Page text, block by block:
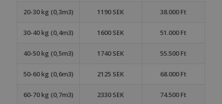
20-30 kg (0,3m3) 1190 SEK 38.000 Ft
30-40 kg (0,4m3) 1600 SEK 51.000 Ft
40-50 kg (0,5m3) 1740 SEK 55.500 Ft
50-60 kg (0,6m3) 2125 SEK 68.000 Ft
60-70 kg (0,7m3) 2330 SEK 74.500 Ft